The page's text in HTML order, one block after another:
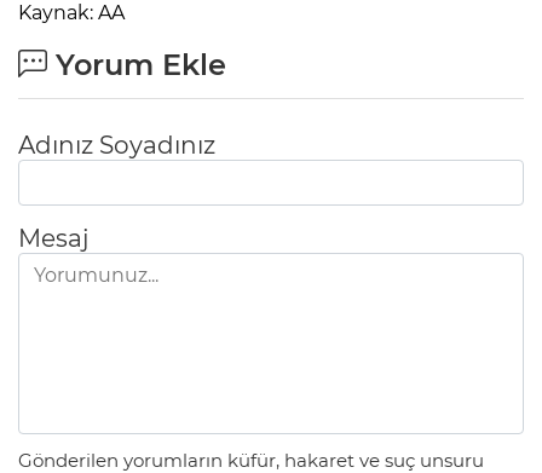
Kaynak: AA
Yorum Ekle
Adınız Soyadınız
Mesaj
Gönderilen yorumların küfür, hakaret ve suç unsuru